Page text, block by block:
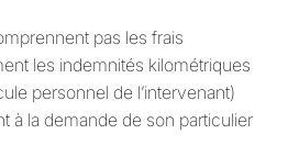
pas les frais
les indemnités kilométriques
personnel de l’intervenant)
à la demande de son particulier